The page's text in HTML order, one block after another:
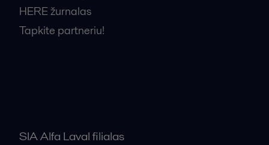
HERE žurnalas
Tapkite partneriu!
SIA Alfa Laval filialas